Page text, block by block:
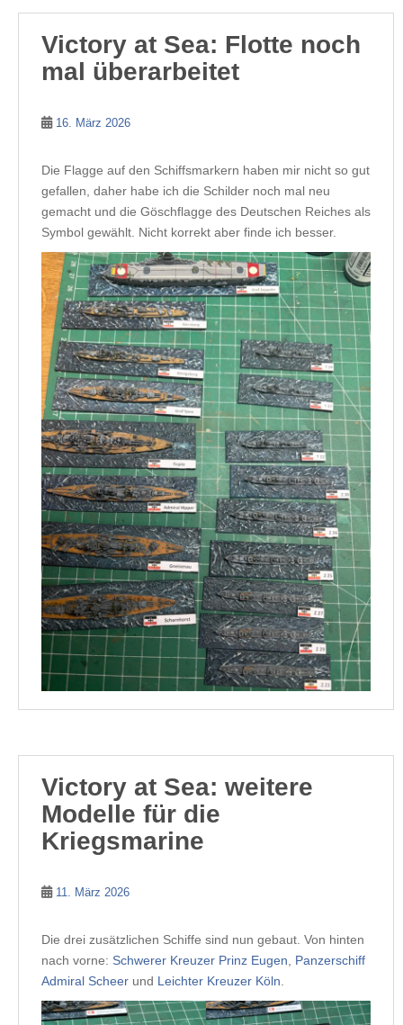
Victory at Sea: Flotte noch
mal überarbeitet
16. März 2026
Die Flagge auf den Schiffsmarkern haben mir nicht so gut
gefallen, daher habe ich die Schilder noch mal neu
gemacht und die Göschflagge des Deutschen Reiches als
Symbol gewählt. Nicht korrekt aber finde ich besser.
Victory at Sea: weitere
Modelle für die
Kriegsmarine
11. März 2026
Die drei zusätzlichen Schiffe sind nun gebaut. Von hinten
nach vorne: Schwerer Kreuzer Prinz Eugen, Panzerschiff
Admiral Scheer und Leichter Kreuzer Köln.